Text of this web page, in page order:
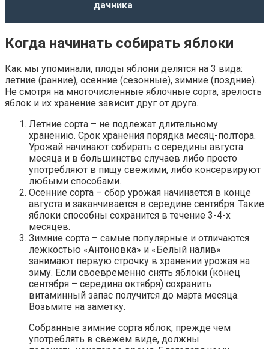
дачника
Когда начинать собирать яблоки
Как мы упоминали, плоды яблони делятся на 3 вида:
летние (ранние), осенние (сезонные), зимние (поздние).
Не смотря на многочисленные яблочные сорта, зрелость
яблок и их хранение зависит друг от друга.
Летние сорта – не подлежат длительному
хранению. Срок хранения порядка месяц-полтора.
Урожай начинают собирать с середины августа
месяца и в большинстве случаев либо просто
употребляют в пищу свежими, либо консервируют
любыми способами.
Осенние сорта – сбор урожая начинается в конце
августа и заканчивается в середине сентября. Такие
яблоки способны сохранится в течение 3-4-х
месяцев.
Зимние сорта – самые популярные и отличаются
лежкостью «Антоновка» и «Белый налив»
занимают первую строчку в хранении урожая на
зиму. Если своевременно снять яблоки (конец
сентября – середина октября) сохранить
витаминный запас получится до марта месяца.
Возьмите на заметку.
Собранные зимние сорта яблок, прежде чем
употреблять в свежем виде, должны